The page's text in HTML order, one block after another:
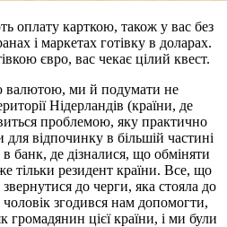
оплату карткою, також у вас без
і маркетах готівку в доларах.
євро, вас чекає цілий квест.
валютою, ми й подумати не
Нідерландів (країни, де
проблемою, яку практично
відпочинку в більшій частині
банк, де дізналися, що обміняти
тільки резидент країни. Все, що
до черги, яка стояла до
згодився нам допомогти,
громадянин цієї країни, і ми були